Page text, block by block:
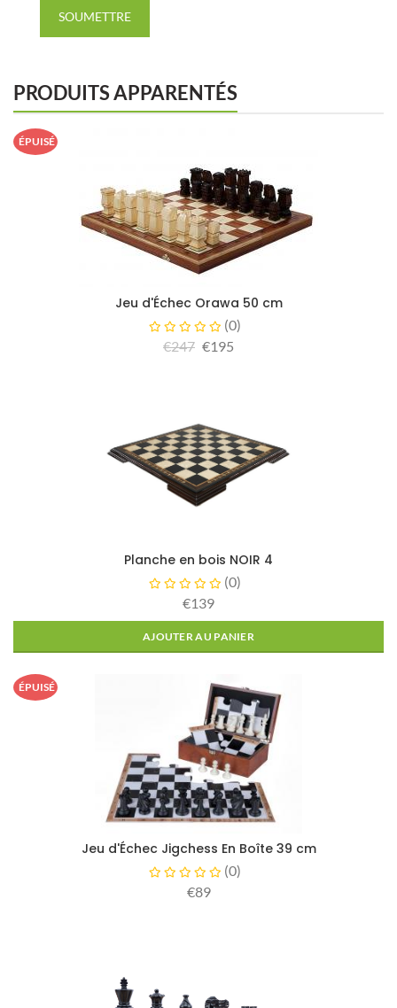
SOUMETTRE
PRODUITS APPARENTÉS
ÉPUISÉ
Jeu d'Échec Orawa 50 cm
(0)
€247 €195
Planche en bois NOIR 4
(0)
€139
AJOUTER AU PANIER
ÉPUISÉ
Jeu d'Échec Jigchess En Boîte 39 cm
(0)
€89